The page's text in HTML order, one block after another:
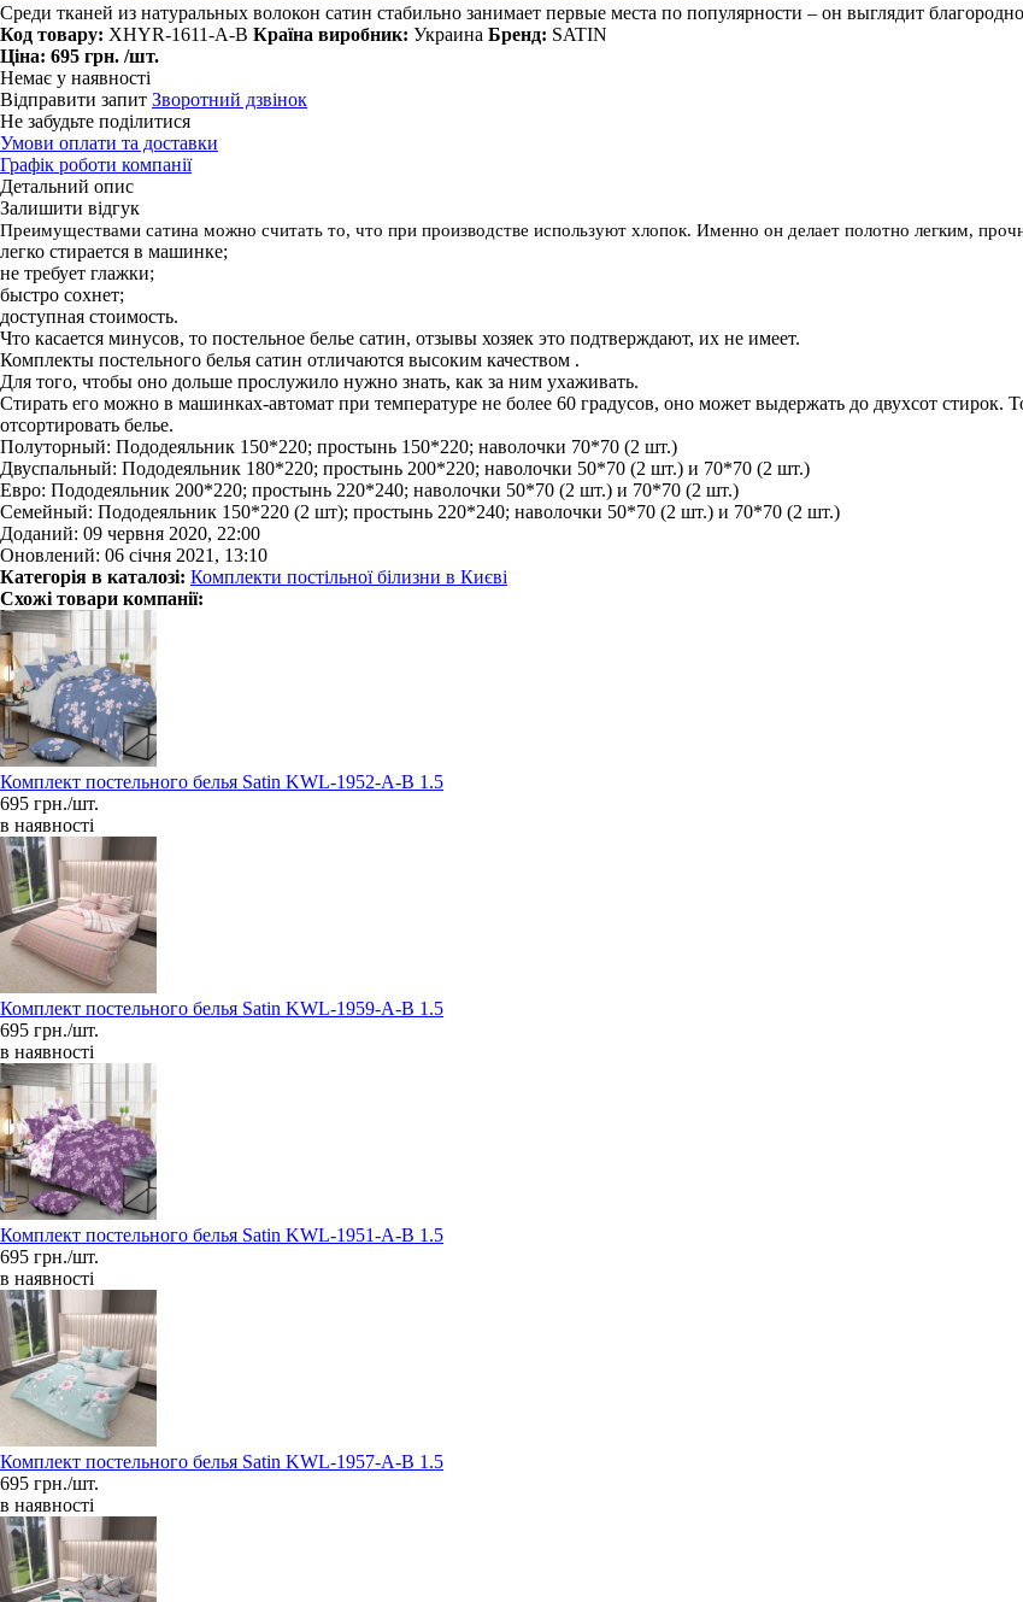
Среди тканей из натуральных волокон сатин стабильно занимает первые места по популярности – он выглядит
Код товару: XHYR-1611-A-B Країна виробник: Украина Бренд: SATIN
Ціна: 695 грн. /шт.
Немає у наявності
Відправити запит Зворотний дзвінок
Не забудьте поділитися
Умови оплати та доставки
Графік роботи компанії
Детальний опис
Залишити відгук
Преимуществами сатина можно считать то, что при производстве используют хлопок. Именно он делает полотно легким,
легко стирается в машинке;
не требует глажки;
быстро сохнет;
доступная стоимость.
Что касается минусов, то постельное белье сатин, отзывы хозяек это подтверждают, их не имеет.
Комплекты постельного белья сатин отличаются высоким качеством .
Для того, чтобы оно дольше прослужило нужно знать, как за ним ухаживать.
Стирать его можно в машинках-автомат при температуре не более 60 градусов, оно может выдержать до двухсот стирок.
отсортировать белье.
Полуторный: Пододеяльник 150*220; простынь 150*220; наволочки 70*70 (2 шт.)
Двуспальный: Пододеяльник 180*220; простынь 200*220; наволочки 50*70 (2 шт.) и 70*70 (2 шт.)
Евро: Пододеяльник 200*220; простынь 220*240; наволочки 50*70 (2 шт.) и 70*70 (2 шт.)
Семейный: Пододеяльник 150*220 (2 шт); простынь 220*240; наволочки 50*70 (2 шт.) и 70*70 (2 шт.)
Доданий: 09 червня 2020, 22:00
Оновлений: 06 січня 2021, 13:10
Категорія в каталозі: Комплекти постільної білизни в Києві
Схожі товари компанії:
Комплект постельного белья Satin KWL-1952-A-B 1.5
695 грн./шт.
в наявності
Комплект постельного белья Satin KWL-1959-A-B 1.5
695 грн./шт.
в наявності
Комплект постельного белья Satin KWL-1951-A-B 1.5
695 грн./шт.
в наявності
Комплект постельного белья Satin KWL-1957-A-B 1.5
695 грн./шт.
в наявності